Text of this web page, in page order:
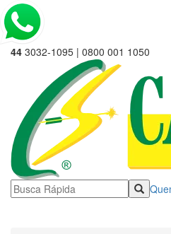
44 3032-1095 | 0800 001 1050